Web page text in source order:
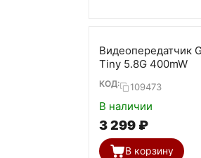
Видеопередатчик
Tiny 5.8G 400mW
КОД: 109473
В наличии
3 299 ₽
В корзину